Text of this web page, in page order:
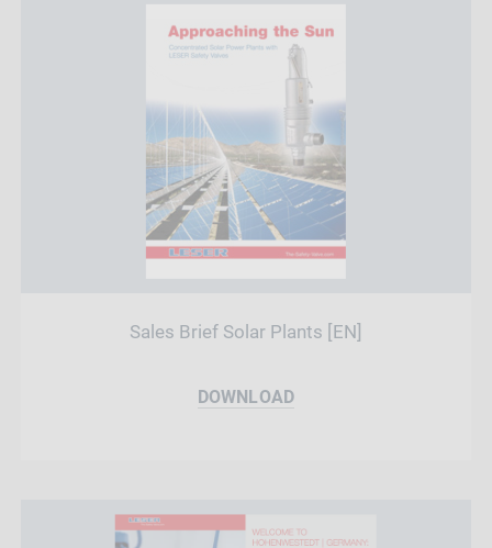
Sales Brief Solar Plants [EN]
DOWNLOAD